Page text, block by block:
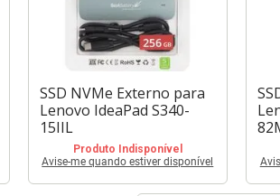
SSD NVMe Externo para
Lenovo IdeaPad S340-
15IIL
Produto Indisponível
Avise-me quando estiver disponível